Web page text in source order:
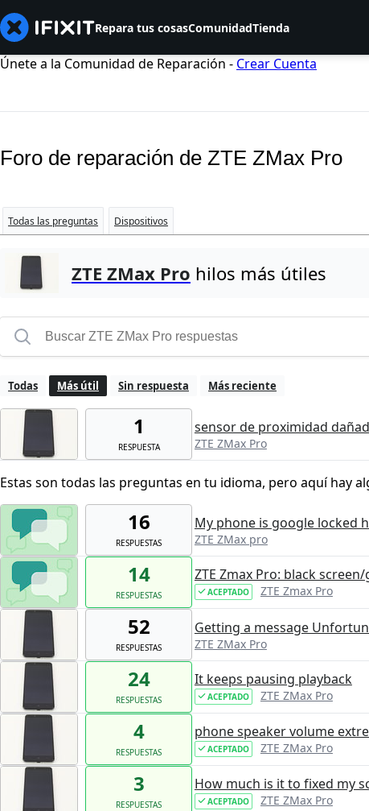
Repara tus cosasComunidadTienda
Únete a la Comunidad de Reparación - Crear Cuenta
Foro de reparación de ZTE ZMax Pro
Todas las preguntas Dispositivos
ZTE ZMax Pro hilos más útiles
Todas Más útil Sin respuesta Más reciente
1
RESPUESTA
sensor de proximidad
ZTE ZMax Pro
Estas son todas las preguntas en tu idioma, pero aquí hay
16
RESPUESTAS
My phone is google locked
ZTE ZMax pro
14
RESPUESTAS
ZTE Zmax Pro: black
ACEPTADO ZTE Zmax Pro
52
RESPUESTAS
Getting a message
ZTE ZMax Pro
24
RESPUESTAS
It keeps pausing playback
ACEPTADO ZTE ZMax Pro
4
RESPUESTAS
phone speaker volume
ACEPTADO ZTE ZMax Pro
3
RESPUESTAS
How much is it to fixed my
ACEPTADO ZTE ZMax Pro